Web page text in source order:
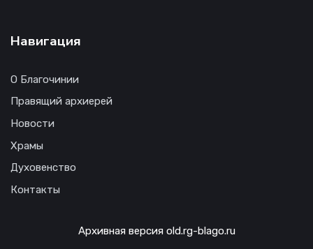
Навигация
О Благочинии
Правящий архиерей
Новости
Храмы
Духовенство
Контакты
Архивная версия old.rg-blago.ru